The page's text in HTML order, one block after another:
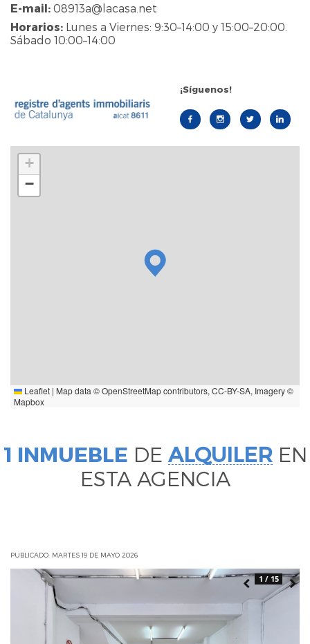
E-mail: 08913a@lacasa.net
Horarios: Lunes a Viernes: 9:30–14:00 y 15:00–20:00.
Sábado 10:00–14:00
¡Síguenos!
+
−
Leaflet | Map data ©OpenStreetMapcontributors, CC-BY-SA, Imagery ©
Mapbox
1 INMUEBLE DE ALQUILEREN
ESTA AGENCIA
PUBLICADO: MARTES 19 DE MAYO 2026
1 / 15